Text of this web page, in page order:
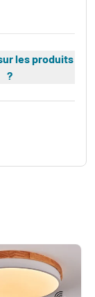
les produits
?